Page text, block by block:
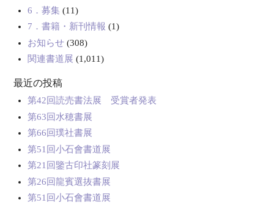
6．募集(11)
7．書籍・新刊情報 (1)
お知らせ(308)
関連書道展 (1,011)
最近の投稿
第42回読売書法展 受賞者発表
第63回水穂書展
第66回璞社書展
第51回小石會書道展
第21回鑒古印社篆刻展
第26回龍賓選抜書展
第51回小石會書道展